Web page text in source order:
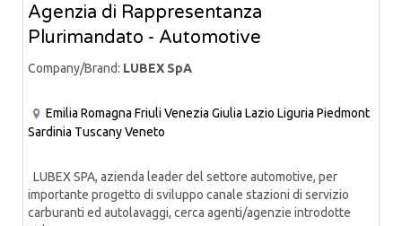
Agenzia di Rappresentanza
Plurimandato - Automotive
Company/Brand: LUBEX SpA
Emilia Romagna Friuli Venezia Giulia Lazio Liguria Piedmont
Sardinia TuscanyVeneto
LUBEX SPA, azienda leader del settore automotive, per
importante progetto di sviluppo canale stazioni di servizio
carburanti ed autolavaggi, cerca agenti/agenzie introdotte